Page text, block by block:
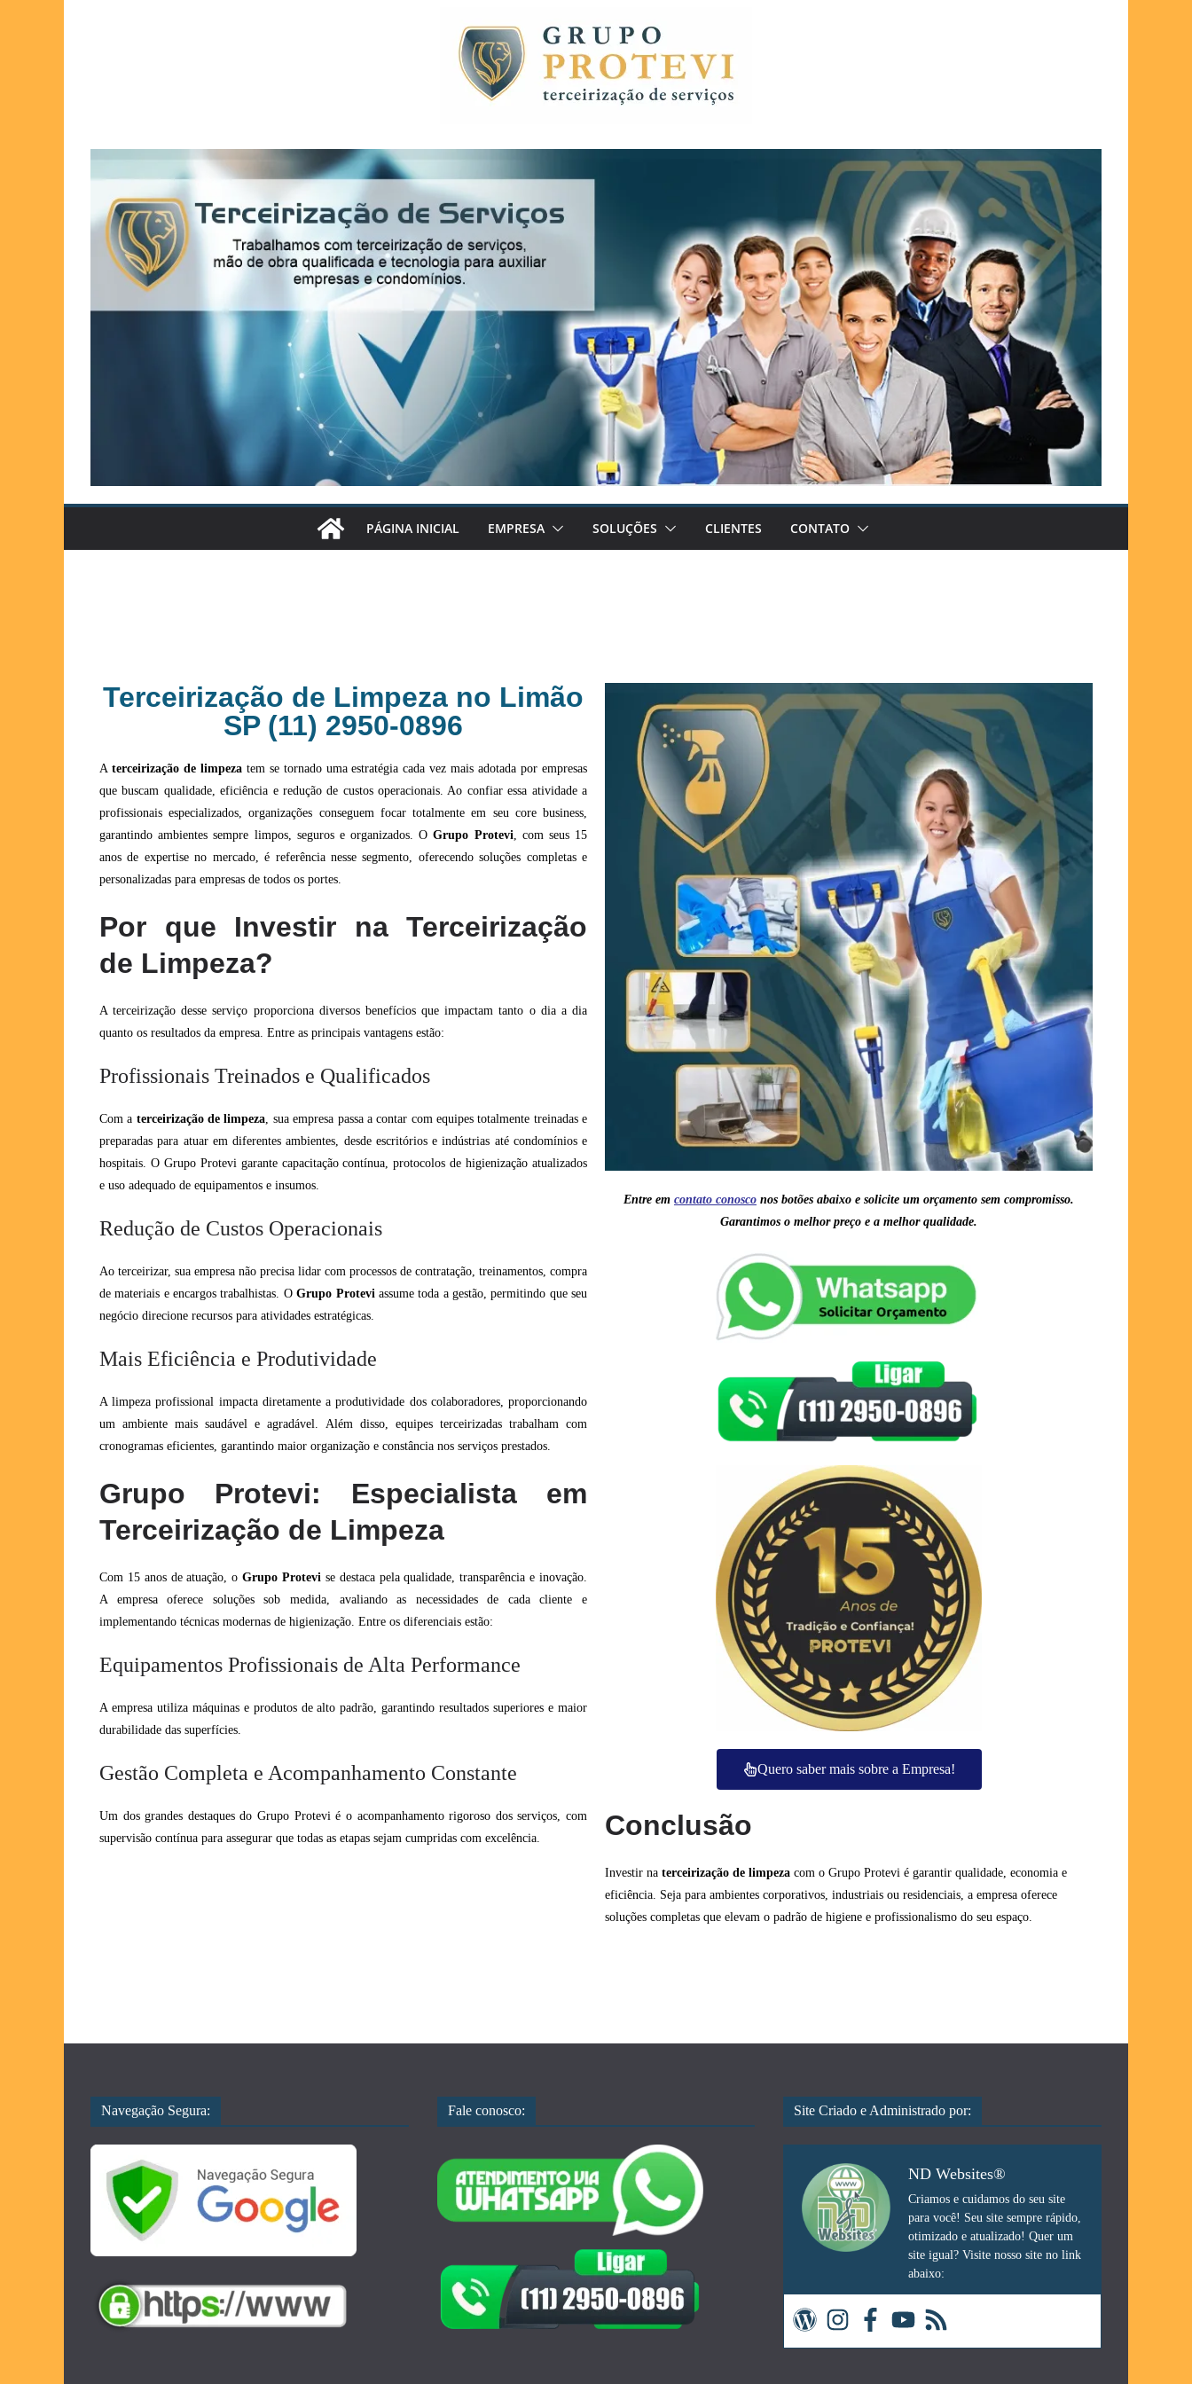
PÁGINA INICIAL EMPRESA SOLUÇÕES CLIENTES CONTATO
Terceirização de Limpeza no Limão
SP (11) 2950-0896
A terceirização de limpezatem se tornado uma estratégia cada vez mais adotada por empresas
que buscam qualidade, eficiência e redução de custos operacionais. Ao confiar essa atividade a
profissionais especializados, organizações conseguem focar totalmente em seu core business,
garantindo ambientes sempre limpos, seguros e organizados. OGrupo Protevi, com seus 15
anos de expertise no mercado, é referência nesse segmento, oferecendo soluções completas e
personalizadas para empresas de todos os portes.
Por que Investir na Terceirização
de Limpeza?
A terceirização desse serviço proporciona diversos benefícios que impactam tanto o dia a dia
quanto os resultados da empresa. Entre as principais vantagens estão:
Profissionais Treinados e Qualificados
Com a terceirização de limpeza, sua empresa passa a contar com equipes totalmente treinadas e
preparadas para atuar em diferentes ambientes, desde escritórios e indústrias até condomínios e
hospitais. O Grupo Protevi garante capacitação contínua, protocolos de higienização atualizados
e uso adequado de equipamentos e insumos.
Redução de Custos Operacionais
Ao terceirizar, sua empresa não precisa lidar com processos de contratação, treinamentos, compra
de materiais e encargos trabalhistas. OGrupo Proteviassume toda a gestão, permitindo que seu
negócio direcione recursos para atividades estratégicas.
Mais Eficiência e Produtividade
A limpeza profissional impacta diretamente a produtividade dos colaboradores, proporcionando
um ambiente mais saudável e agradável. Além disso, equipes terceirizadas trabalham com
cronogramas eficientes, garantindo maior organização e constância nos serviços prestados.
Grupo Protevi: Especialista em
Terceirização de Limpeza
Com 15 anos de atuação, oGrupo Protevi se destaca pela qualidade, transparência e inovação.
A empresa oferece soluções sob medida, avaliando as necessidades de cada cliente e
implementando técnicas modernas de higienização. Entre os diferenciais estão:
Equipamentos Profissionais de Alta Performance
A empresa utiliza máquinas e produtos de alto padrão, garantindo resultados superiores e maior
durabilidade das superfícies.
Gestão Completa e Acompanhamento Constante
Um dos grandes destaques do Grupo Protevi é o acompanhamento rigoroso dos serviços, com
supervisão contínua para assegurar que todas as etapas sejam cumpridas com excelência.
Entre em contato conosco nos botões abaixo e solicite um orçamento sem compromisso.
Garantimos o melhor preço e a melhor qualidade.
Quero saber mais sobre a Empresa!
Conclusão
Investir na terceirização de limpeza com o Grupo Protevi é garantir qualidade, economia e
eficiência. Seja para ambientes corporativos, industriais ou residenciais, a empresa oferece
soluções completas que elevam o padrão de higiene e profissionalismo do seu espaço.
Navegação Segura: Fale conosco: Site Criado e Administrado por:
ND Websites®
Criamos e cuidamos do seu site
para você! Seu site sempre rápido,
otimizado e atualizado! Quer um
site igual? Visite nosso site no link
abaixo: